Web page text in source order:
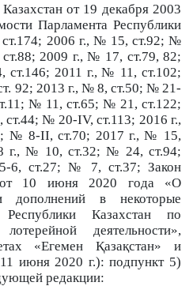
от 19 декабря 2003
Парламента Республики
2006 г., № 15, ст.92; №
2009 г., № 17, ст.79, 82;
2011 г., № 11, ст.102;
92; 2013 г., № 8, ст.50; № 21-
№ 11, ст.65; № 21, ст.122;
№ 20-IV, ст.113; 2016 г.,
№ 8-II, cт.70; 2017 г., № 15,
г., № 10, ст.32; № 24, ст.94;
ст.27; № 7, ст.37; Закон
от 10 июня 2020 года «О
дополнений в некоторые
Республики Казахстан по
деятельности»,
«Егемен Қазақстан» и
11 июня 2020 г.): подпункт 5)
редакции: